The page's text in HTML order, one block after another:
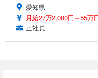
愛知県
月給27万2,000円～55万
正社員